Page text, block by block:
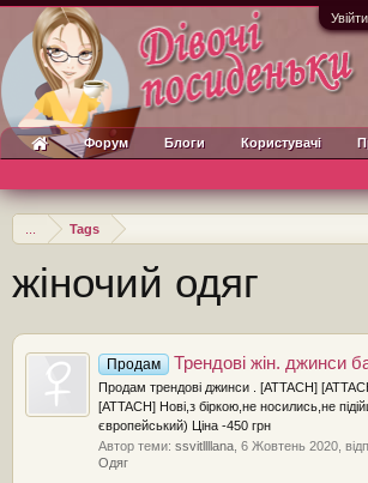
Tags
жіночий одяг
Продам Трендові жін. джинси
Продам трендові джинси . [ATTACH]
[ATTACH] Нові,з біркою,не носились,не
європейський) Ціна -450 грн
Автор теми: ssvitllllana 6 Жовтень 2020 ,
Одяг
Форум Блоги Користувачі